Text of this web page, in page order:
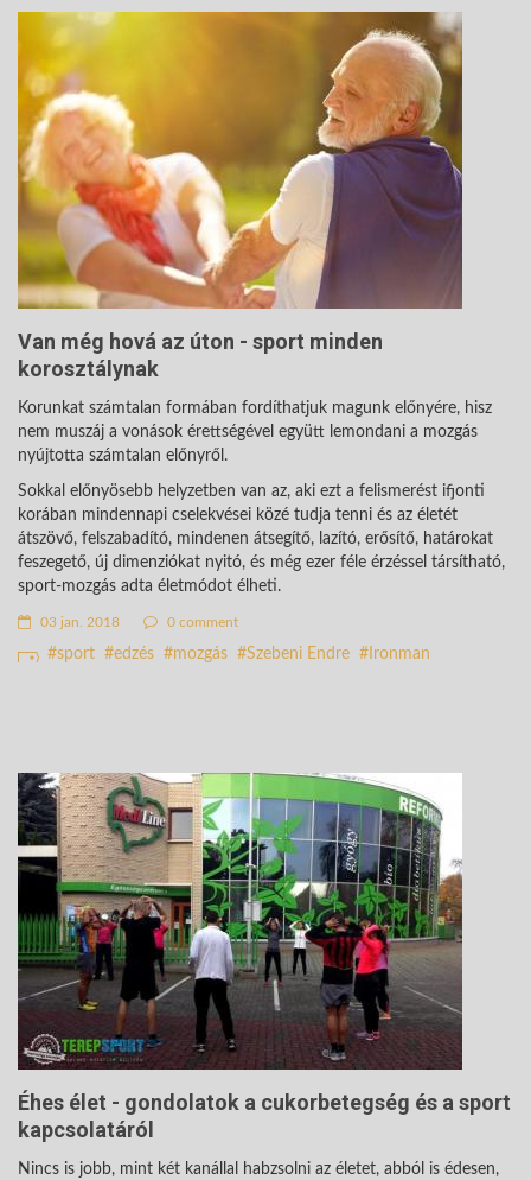
Van még hová az úton - sport minden
korosztálynak
Korunkat számtalan formában fordíthatjuk magunk előnyére, hisz
nem muszáj a vonások érettségével együtt lemondani a mozgás
nyújtotta számtalan előnyről.
Sokkal előnyösebb helyzetben van az, aki ezt a felismerést ifjonti
korában mindennapi cselekvései közé tudja tenni és az életét
átszövő, felszabadító, mindenen átsegítő, lazító, erősítő, határokat
feszegető, új dimenziókat nyitó, és még ezer féle érzéssel társítható,
sport-mozgás adta életmódot élheti.
03 jan. 2018 0 comment
sport edzés mozgás Szebeni Endre Ironman
Éhes élet - gondolatok a cukorbetegség és a sport
kapcsolatáról
Nincs is jobb, mint két kanállal habzsolni az életet, abból is édesen,